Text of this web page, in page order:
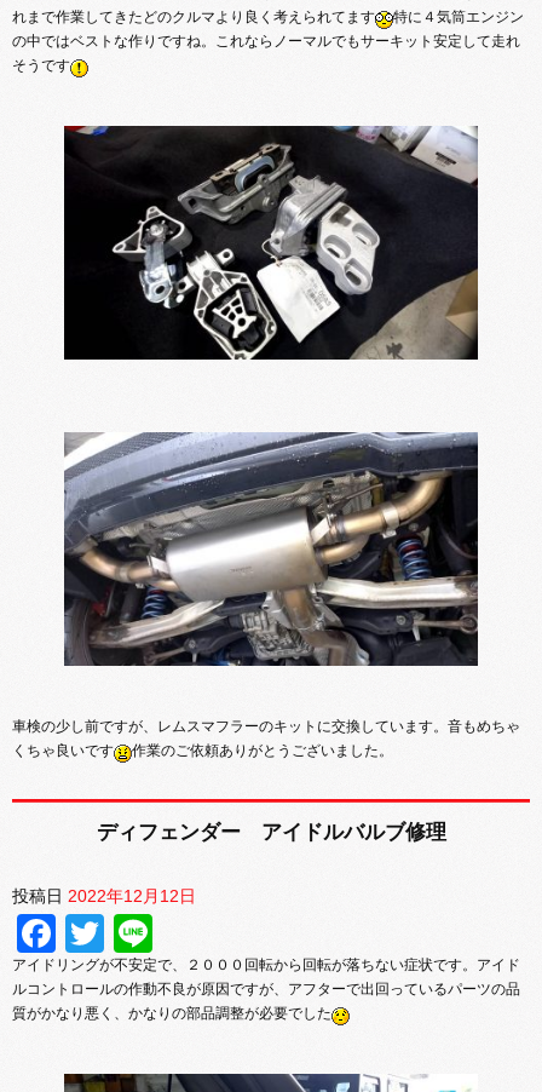
れまで作業してきたどのクルマより良く考えられてます
特に４気筒エンジン
の中ではベストな作りですね。これならノーマルでもサーキット安定して走れ
そうです
車検の少し前ですが、レムスマフラーのキットに交換しています。音もめちゃ
くちゃ良いです
作業のご依頼ありがとうございました。
ディフェンダー アイドルバルブ修理
投稿日 2022年12月12日
Facebook
Twitter
アイドリングが不安定で、２０００回転から回転が落ちない症状です。アイド
ルコントロールの作動不良が原因ですが、アフターで出回っているパーツの品
質がかなり悪く、かなりの部品調整が必要でした